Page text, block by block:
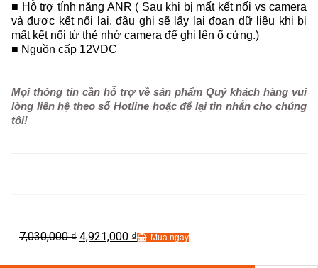
■ Hỗ trợ tính năng ANR ( Sau khi bị mất kết nối vs camera
và được kết nối lại, đầu ghi sẽ lấy lại đoạn dữ liệu khi bị
mất kết nối từ thẻ nhớ camera để ghi lên ổ cứng.)
■ Nguồn cấp 12VDC
Mọi thông tin cần hỗ trợ về sản phẩm Quý khách hàng vui
lòng liên hệ theo số Hotline hoặc để lại tin nhắn cho chúng
tôi!
7,030,000₫ 4,921,000 ₫ Mua ngay